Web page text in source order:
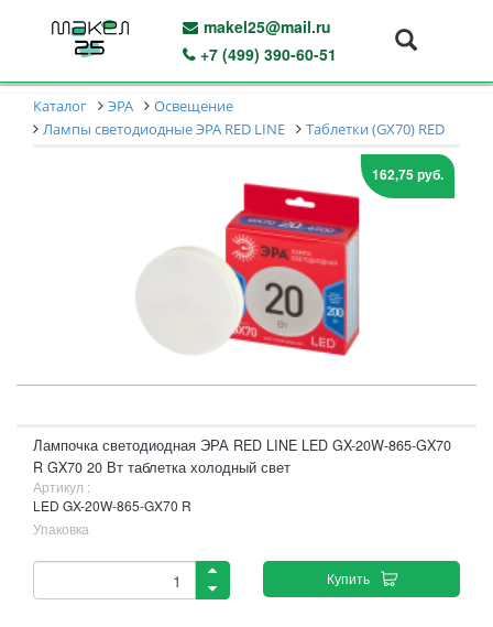
makel25@mail.ru
+7 (499) 390-60-51
Каталог ЭРА
Освещение
Лампы светодиодные ЭРА RED LINE
Таблетки (GX70) RED
162,75 руб.
Лампочка светодиодная ЭРА RED LINE LED GX-20W-865-GX70
R GX70 20 Вт таблетка холодный свет
Артикул :
LED GX-20W-865-GX70 R
Упаковка
Купить